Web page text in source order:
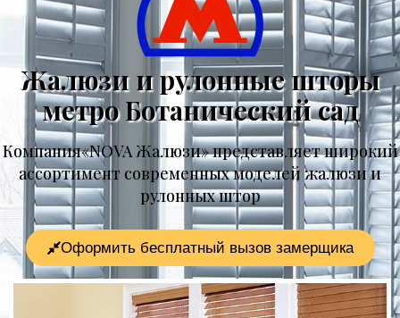
Жалюзи и рулонные шторы
метро Ботанический сад
Компания«NOVA Жалюзи» представляет широкий
ассортимент современных моделей жалюзи и
рулонных штор
Оформить бесплатный вызов замерщика